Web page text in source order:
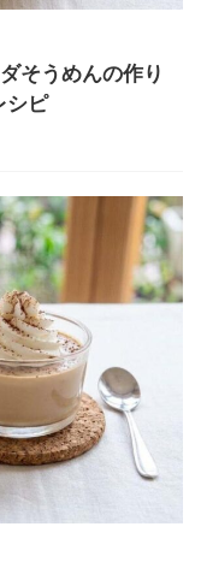
そうめんの作り
シピ